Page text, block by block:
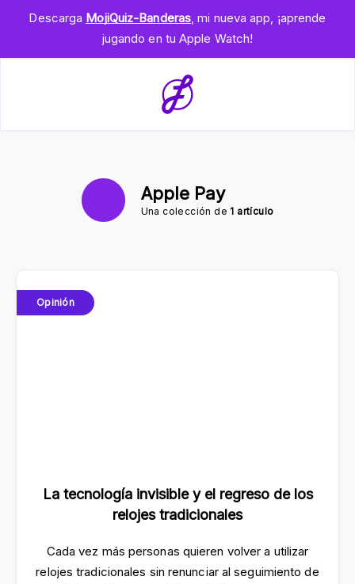
Descarga MojiQuiz-Banderas, mi nueva app, ¡aprende
jugando en tu Apple Watch!
Apple Pay
Una colección de1 artículo
Opinión
La tecnología invisible y el regreso de los
relojes tradicionales
Cada vez más personas quieren volver a utilizar
relojes tradicionales sin renunciar al seguimiento de